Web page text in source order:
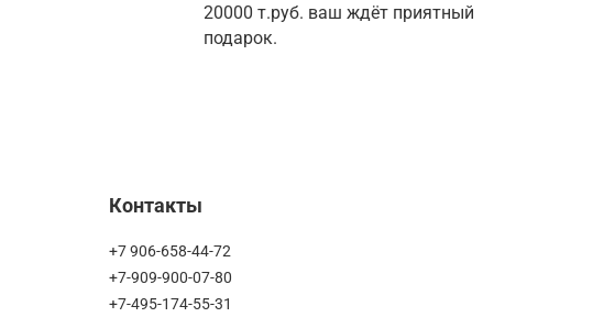
20000 т.руб. ваш ждёт приятный
подарок.
Контакты
+7 906-658-44-72
+7-909-900-07-80
+7-495-174-55-31